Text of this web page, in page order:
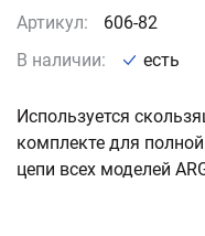
Артикул:
606-82
В наличии:
есть
Используется
комплекте для
цепи всех моделей